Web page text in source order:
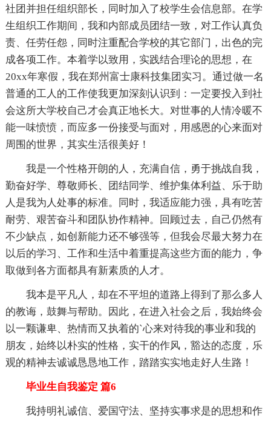
社团并担任组织部长，同时加入了校学生会信息部。在学
生组织工作期间，我和内部成员团结一致，对工作认真负
责、任劳任怨，同时注重配合学校的其它部门，出色的完
成各项工作。本着学以致用，实践结合理论的思想，在
20xx年寒假，我在郑州富士康科技集团实习。通过做一名
普通的工人的工作使我更加深刻认识到：一定要投入到社
会这所大学校自己才会真正地长大。对世事的人情冷暖不
能一味愤愤，而应多一份接受与面对，用感恩的心来面对
周围的世界，其实生活很美好！
我是一个性格开朗的人，充满自信，勇于挑战自我，
勤奋好学、尊敬师长、团结同学、维护集体利益、乐于助
人是我为人处事的标准。同时，我适应能力强，具有吃苦
耐劳、艰苦奋斗和团队协作精神。回顾过去，自己仍然有
不少缺点，如创新能力还不够强等，但我会尽最大努力在
以后的学习、工作和生活中着重提高这些方面的能力，争
取做到各方面都具有新素质的人才。
我本是平凡人，却在不平坦的道路上得到了那么多人
的教诲，鼓舞与帮助。因此，在进入社会之后，我始终会
以一颗谦卑、热情而又执着的`心来对待我的事业和我的
朋友，始终以朴实的性格，实干的作风，豁达的态度，乐
观的精神去诚诚恳恳地工作，踏踏实实地走好人生路！
毕业生自我鉴定 篇6
我持明礼诚信、爱国守法、坚持实事求是的思想和作